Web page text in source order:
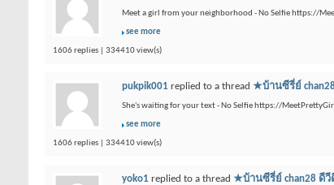
Meet a girl from your neighborhood - No Selfie https://
see more
1606 replies | 334410 view(s)
pukpik001 replied to a thread ★บ้านซีรี่ย์
She's waiting for your text - No Selfie https://
see more
1606 replies | 334410 view(s)
yoko1 replied to a thread ★บ้านซีรี่ย์ chan28